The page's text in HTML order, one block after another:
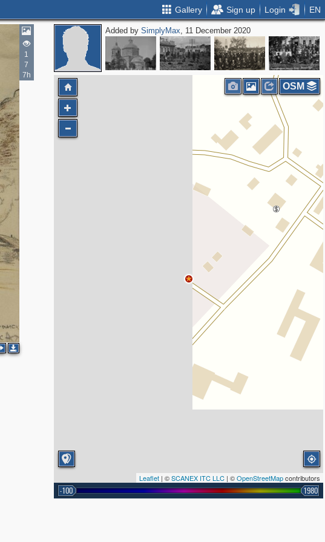
Gallery Sign up Login EN
1
7
7h
Added bySimplyMax, 11 December 2020
Leaflet | ©SCANEX ITC LLC | ©OpenStreetMapcontributors
-100 1980
OSM